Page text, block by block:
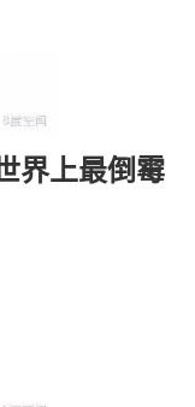
界上最倒霉